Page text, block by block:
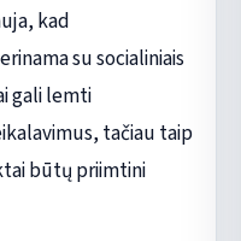
kad
su socialiniais
gali lemti
tačiau taip
būtų priimtini